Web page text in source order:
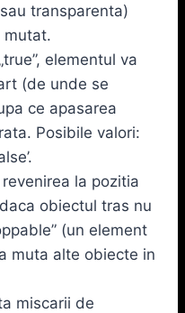
transparenta)
mutat.
elementul va
(de unde se
ce apasarea
Posibile valori:
revenirea la pozitia
obiectul tras nu
(un element
muta alte obiecte in
miscarii de